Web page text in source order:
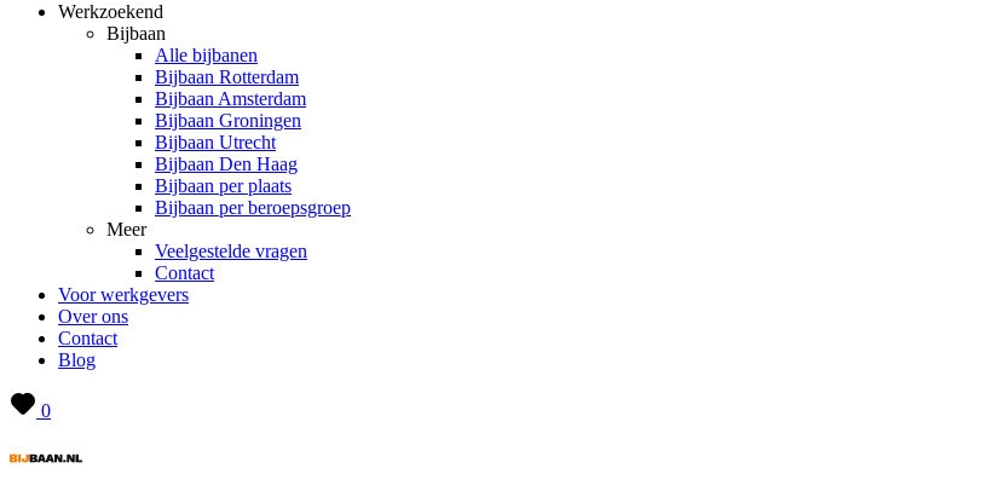
Werkzoekend
Bijbaan
Alle bijbanen
Bijbaan Rotterdam
Bijbaan Amsterdam
Bijbaan Groningen
Bijbaan Utrecht
Bijbaan Den Haag
Bijbaan per plaats
Bijbaan per beroepsgroep
Meer
Veelgestelde vragen
Contact
Voor werkgevers
Over ons
Contact
Blog
0